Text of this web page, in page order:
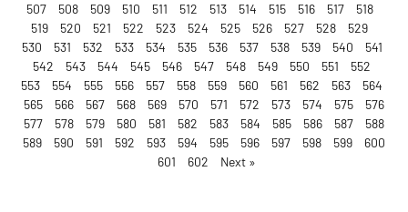
507
508 509 510 511 512 513 514 515 516 517
518
519
520 521 522 523 524 525 526 527 528
529
530
531 532 533 534 535 536 537 538 539 540
541
542
543 544 545 546 547 548 549 550 551
552
553
554 555 556 557 558 559 560 561 562 563
564
565
566 567 568 569 570 571 572 573 574 575
576
577
578 579 580 581 582 583 584 585 586 587
588
589
590 591 592 593 594 595 596 597 598 599
600
601
602 Next »